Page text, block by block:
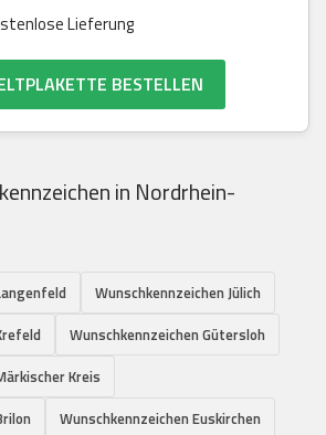
Lieferung
BESTELLEN
in Nordrhein-
Wunschkennzeichen Jülich
Wunschkennzeichen Gütersloh
Kreis
Wunschkennzeichen Euskirchen